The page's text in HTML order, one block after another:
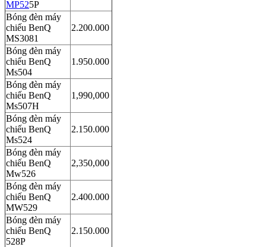
MP525P
Bóng đèn máy
chiếu BenQ
MS3081
2.200.000
Bóng đèn máy
chiếu BenQ
Ms504
1.950.000
Bóng đèn máy
chiếu BenQ
Ms507H
1,990,000
Bóng đèn máy
chiếu BenQ
Ms524
2.150.000
Bóng đèn máy
chiếu BenQ
Mw526
2,350,000
Bóng đèn máy
chiếu BenQ
MW529
2.400.000
Bóng đèn máy
chiếu BenQ
528P
2.150.000